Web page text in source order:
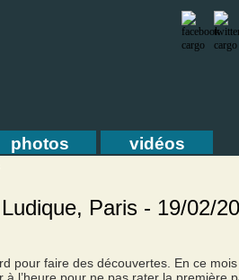
photos vidéos
Paris - 19/02/
pour faire des découvertes. En ce